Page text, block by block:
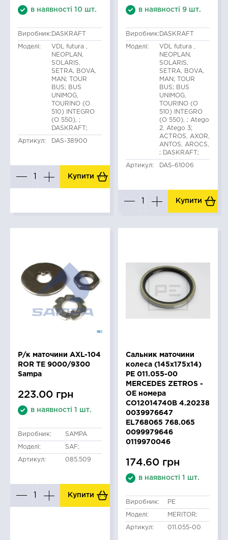
в наявності 10 шт.
Виробник: DASKRAFT
Моделі:
VDL futura ,
NEOPLAN,
SOLARIS,
SETRA, BOVA,
MAN; TOUR
BUS; BUS
UNIMOG,
TOURINO (O
510) INTEGRO
(O 550), ;
DASKRAFT;
Артикул: DAS-38900
Купити
в наявності 9 шт.
Виробник: DASKRAFT
Моделі:
VDL futura ,
NEOPLAN,
SOLARIS,
SETRA, BOVA,
MAN; TOUR
BUS; BUS
UNIMOG,
TOURINO (O
510) INTEGRO
(O 550), ; Atego
2, Atego 3;
ACTROS, AXOR,
ANTOS, AROCS,
; DASKRAFT;
Артикул: DAS-61006
Купити
Р/к маточини AXL-104
ROR TE 9000/9300
Sampa
223.00 грн
в наявності 1 шт.
Виробник: SAMPA
Моделі: SAF;
Артикул: 085.509
Купити
Сальник маточини
колеса (145x175x14)
PE 011.055-00
MERCEDES ZETROS -
OE номера
CO12014740B 4.20238
0039976647
EL768065 768.065
0099979646
0119970046
174.60 грн
в наявності 1 шт.
Виробник: PE
Моделі: MERITOR;
Артикул: 011.055-00